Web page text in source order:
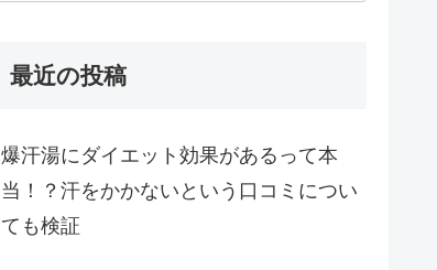
最近の投稿
爆汗湯にダイエット効果があるって本
当！？汗をかかないという口コミについ
ても検証